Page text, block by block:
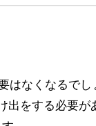
なくなるでし
をする必要が